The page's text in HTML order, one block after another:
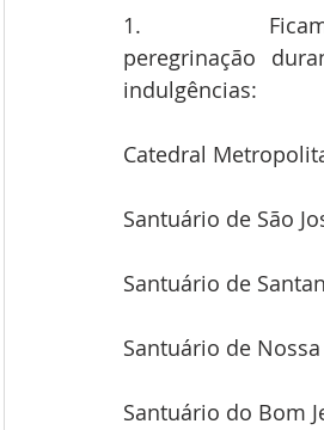
1.
peregrinação
indulgências:
Catedral
Santuário de São
Santuário de
Santuário de
Santuário do Bom